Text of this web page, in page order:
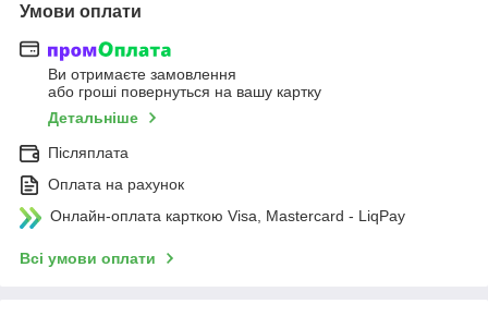
Умови оплати
Ви отримаєте замовлення
або гроші повернуться на вашу картку
Детальніше
Післяплата
Оплата на рахунок
Онлайн-оплата карткою Visa, Mastercard - LiqPay
Всі умови оплати